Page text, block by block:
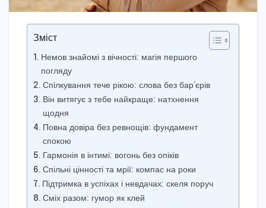
Зміст
Немов знайомі з вічності: магія першого
погляду
Спілкування тече рікою: слова без бар’єрів
Він витягує з тебе найкраще: натхнення
щодня
Повна довіра без ревнощів: фундамент
спокою
Гармонія в інтимі: вогонь без опіків
Спільні цінності та мрії: компас на роки
Підтримка в успіхах і невдачах: скеля поруч
Сміх разом: гумор як клей